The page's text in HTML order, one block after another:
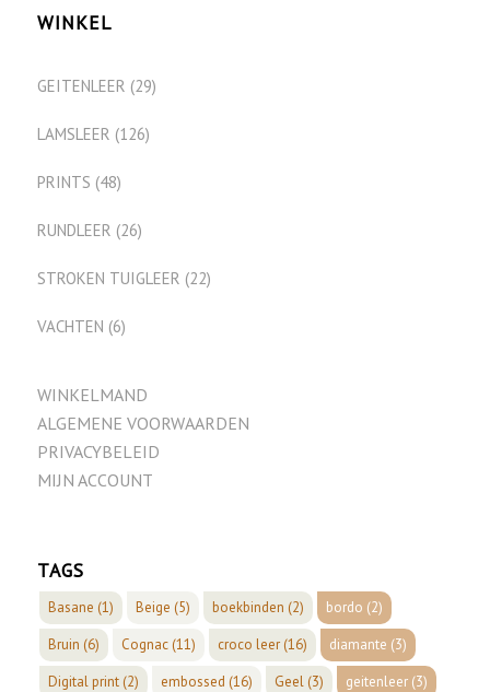
WINKEL
GEITENLEER (29)
LAMSLEER (126)
PRINTS (48)
RUNDLEER (26)
STROKEN TUIGLEER (22)
VACHTEN (6)
WINKELMAND
ALGEMENE VOORWAARDEN
PRIVACYBELEID
MIJN ACCOUNT
TAGS
Basane (1) Beige (5) boekbinden (2) bordo (2)
Bruin (6) Cognac(11) croco leer(16) diamante (3)
Digital print(2) embossed (16) Geel(3) geitenleer(3)